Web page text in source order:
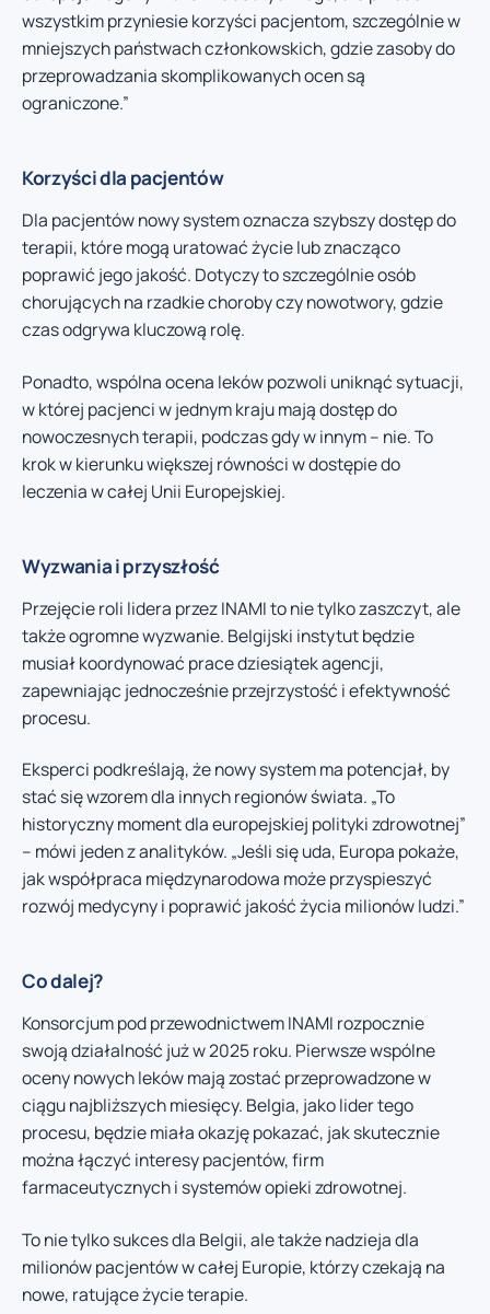
wszystkim przyniesie korzyści pacjentom, szczególnie w
mniejszych państwach członkowskich, gdzie zasoby do
przeprowadzania skomplikowanych ocen są
ograniczone.”
Korzyści dla pacjentów
Dla pacjentów nowy system oznacza szybszy dostęp do
terapii, które mogą uratować życie lub znacząco
poprawić jego jakość. Dotyczy to szczególnie osób
chorujących na rzadkie choroby czy nowotwory, gdzie
czas odgrywa kluczową rolę.
Ponadto, wspólna ocena leków pozwoli uniknąć sytuacji,
w której pacjenci w jednym kraju mają dostęp do
nowoczesnych terapii, podczas gdy w innym – nie. To
krok w kierunku większej równości w dostępie do
leczenia w całej Unii Europejskiej.
Wyzwania i przyszłość
Przejęcie roli lidera przez INAMI to nie tylko zaszczyt, ale
także ogromne wyzwanie. Belgijski instytut będzie
musiał koordynować prace dziesiątek agencji,
zapewniając jednocześnie przejrzystość i efektywność
procesu.
Eksperci podkreślają, że nowy system ma potencjał, by
stać się wzorem dla innych regionów świata. „To
historyczny moment dla europejskiej polityki zdrowotnej”
– mówi jeden z analityków. „Jeśli się uda, Europa pokaże,
jak współpraca międzynarodowa może przyspieszyć
rozwój medycyny i poprawić jakość życia milionów ludzi.”
Co dalej?
Konsorcjum pod przewodnictwem INAMI rozpocznie
swoją działalność już w 2025 roku. Pierwsze wspólne
oceny nowych leków mają zostać przeprowadzone w
ciągu najbliższych miesięcy. Belgia, jako lider tego
procesu, będzie miała okazję pokazać, jak skutecznie
można łączyć interesy pacjentów, firm
farmaceutycznych i systemów opieki zdrowotnej.
To nie tylko sukces dla Belgii, ale także nadzieja dla
milionów pacjentów w całej Europie, którzy czekają na
nowe, ratujące życie terapie.